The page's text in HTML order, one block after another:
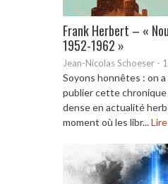
Frank Herbert – «
1952-1962 »
Jean-Nicolas Schoeser -
Soyons honnêtes : on
publier cette chronique
dense en actualité
moment où les libr...